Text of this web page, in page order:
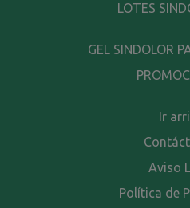
LOTES
GEL SINDOLOR
Ir
Aviso
Política de